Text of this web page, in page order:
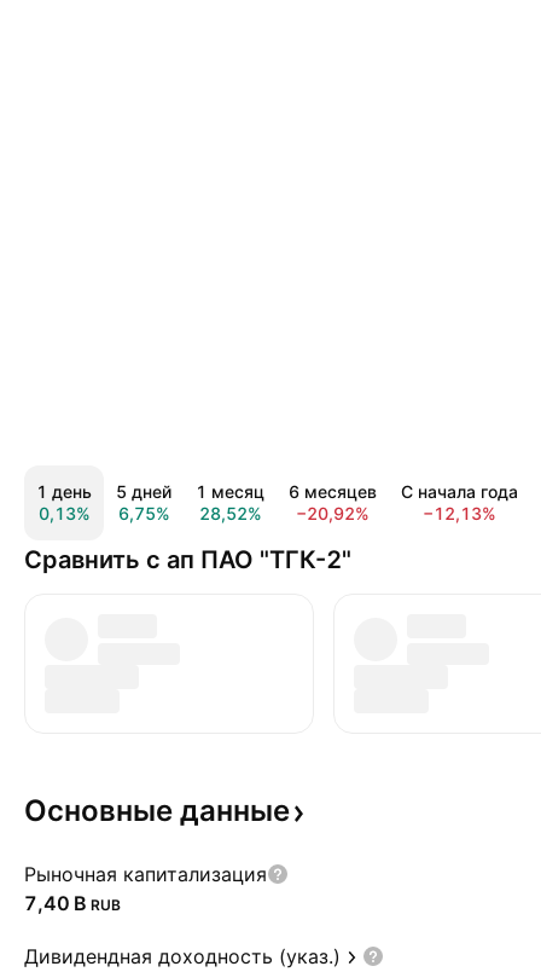
1 день
0,13%
5 дней
6,75%
1 месяц
28,52%
6 месяцев
−20,92%
С начала года
−12,13%
Сравнить с ап ПАО "ТГК-2"
Основные данные
Рыночная капитализация
‪7,40 B‬ RUB
Дивидендная доходность (указ.)